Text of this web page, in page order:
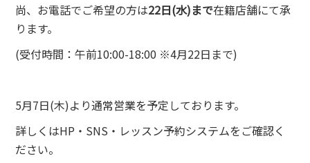
尚、お電話でご希望の方は22日(水)まで在籍店舗にて承
ります。
(受付時間：午前10:00-18:00 ※4月22日まで)
5月7日(木)より通常営業を予定しております。
詳しくはHP・SNS・レッスン予約システムをご確認く
ださい。